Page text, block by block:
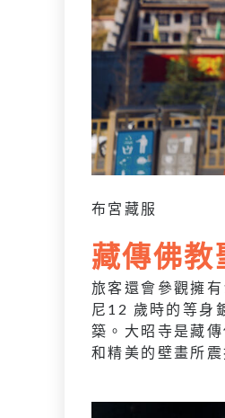
布宮藏服
藏傳佛教
旅客還會參觀擁
尼12 歲時的等身
築。大昭寺是藏
和精美的壁畫所